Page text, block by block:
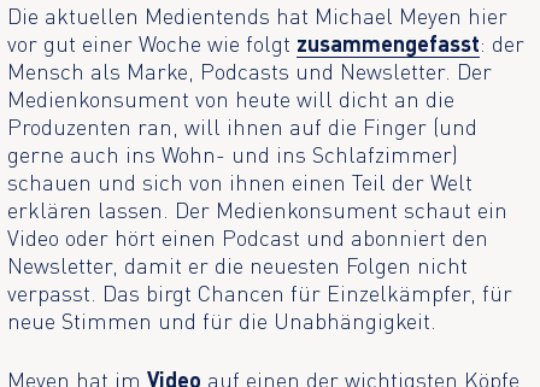
Die aktuellen Medientends hat Michael Meyen hier
vor gut einer Woche wie folgt zusammengefasst: der
Mensch als Marke, Podcasts und Newsletter. Der
Medienkonsument von heute will dicht an die
Produzenten ran, will ihnen auf die Finger (und
gerne auch ins Wohn- und ins Schlafzimmer)
schauen und sich von ihnen einen Teil der Welt
erklären lassen. Der Medienkonsument schaut ein
Video oder hört einen Podcast und abonniert den
Newsletter, damit er die neuesten Folgen nicht
verpasst. Das birgt Chancen für Einzelkämpfer, für
neue Stimmen und für die Unabhängigkeit.
Meyen hat imVideo auf einen der wichtigsten Köpfe